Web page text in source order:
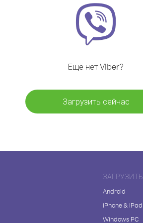
Ещё нет Viber?
Загрузить сейчас
ЗАГРУЗИТЬ
Android
iPhone & iPad
Windows PC